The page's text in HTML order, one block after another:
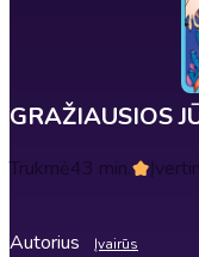
GRAŽIAUSIOS
Trukmė43 min.
Autorius Įvairūs